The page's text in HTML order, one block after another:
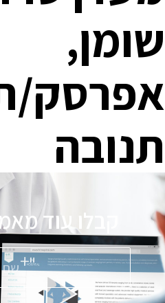
שומן,
אפרסק/
תנובה
קבלו עוד